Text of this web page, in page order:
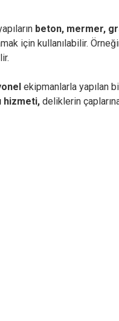
beton, mermer,
için kullanılabilir.
ekipmanlarla yapılan
hizmeti, deliklerin